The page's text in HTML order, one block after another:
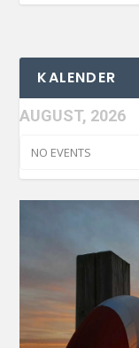
KALENDER
AUGUST, 2026
NO EVENTS